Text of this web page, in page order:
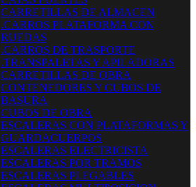
CARRETILLAS DE ALMACEN
.CARROS PLATAFORMA CON
RUEDAS
.CARROS DE TRASPORTE
.TRANSPALETAS Y APILADORAS
CARRETILLAS DE OBRA
CONTENEDORES Y CUBOS DE
BASURA
CUBOS DE OBRA
ESCALERAS CON PLATAFORMAS Y
GUARDACUERPOS
ESCALERAS ELECTRICISTA
ESCALERAS POR TRAMOS
ESCALERAS PLEGABLES